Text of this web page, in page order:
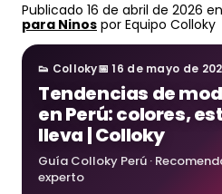
Publicado 16 de abril de 2026 en
para Ninos por Equipo Colloky
👟 Colloky📅 16 de mayo de
Tendencias de
en Perú: colores,
lleva | Colloky
Guía Colloky Perú ·
experto
.
zapatos niña
9
sandalias niño